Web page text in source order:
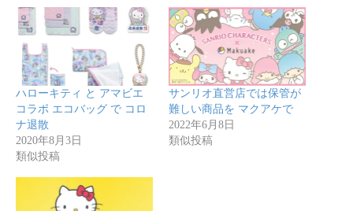
ハローキティ と アマビエ
コラボ エコバッグ で コロ
ナ退散
2020年8月3日
類似投稿
サンリオ直営店では保管が
難しい商品を マクアケで
2022年6月8日
類似投稿